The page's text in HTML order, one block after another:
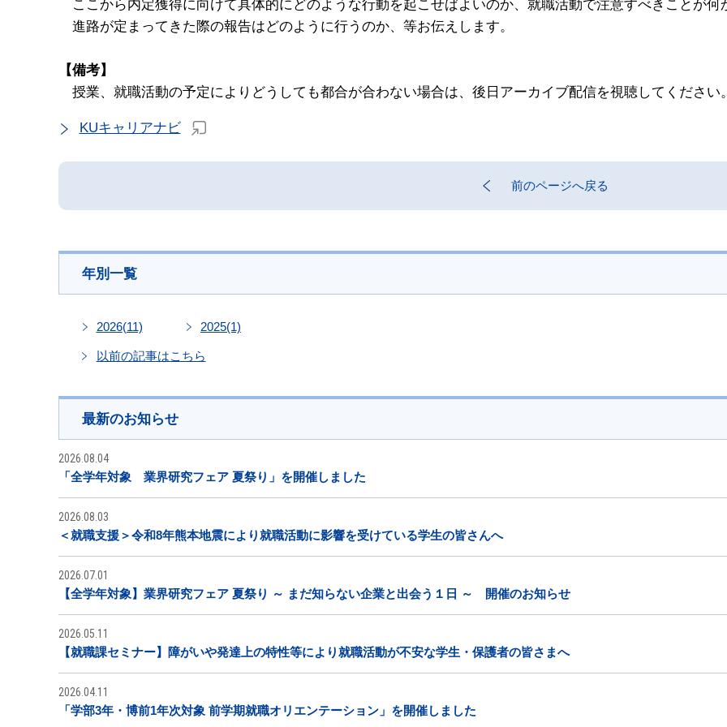
ここから内定獲得に向けて具体的にどのような行動を起こせばよいのか、就職活動で注意すべきことが何
進路が定まってきた際の報告はどのように行うのか、等お伝えします。
【備考】
授業、就職活動の予定によりどうしても都合が合わない場合は、後日アーカイブ配信を視聴してください
KUキャリアナビ
前のページへ戻る
年別一覧
2026(11) 2025(1)
以前の記事はこちら
最新のお知らせ
2026.08.04
「全学年対象 業界研究フェア 夏祭り」を開催しました
2026.08.03
＜就職支援＞令和8年熊本地震により就職活動に影響を受けている学生の皆さんへ
2026.07.01
【全学年対象】業界研究フェア 夏祭り ～ まだ知らない企業と出会う１日 ～ 開催のお知らせ
2026.05.11
【就職課セミナー】障がいや発達上の特性等により就職活動が不安な学生・保護者の皆さまへ
2026.04.11
「学部3年・博前1年次対象 前学期就職オリエンテーション」を開催しました